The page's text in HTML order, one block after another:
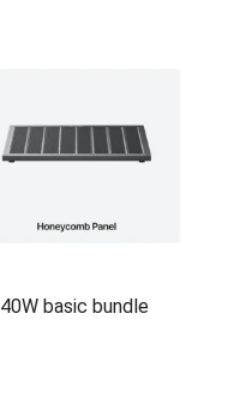
basic bundle